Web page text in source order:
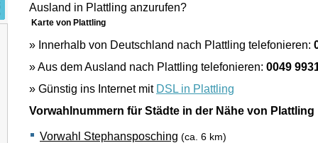
Ausland in Plattling anzurufen?
Karte von Plattling
» Innerhalb von Deutschland nach Plattling telefonieren:
» Aus dem Ausland nach Plattling telefonieren: 0049
» Günstig ins Internet mit DSL in Plattling
Vorwahlnummern für Städte in der Nähe von Plattling
Vorwahl Stephansposching (ca. 6 km)